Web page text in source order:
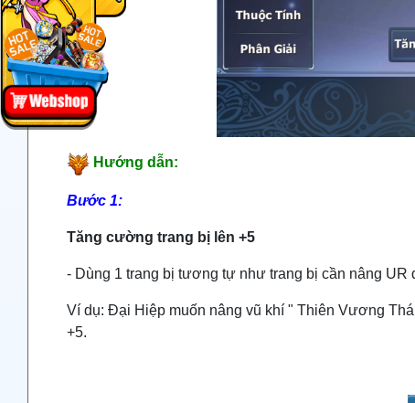
Hướng dẫn:
Bước 1:
Tăng cường trang bị lên +5
- Dùng 1 trang bị tương tự như trang bị cần nâng UR
Ví dụ: Đại Hiệp muốn nâng vũ khí " Thiên Vương
+5.